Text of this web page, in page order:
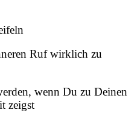
Ruf wirklich zu
wenn Du zu Deinen
zeigst